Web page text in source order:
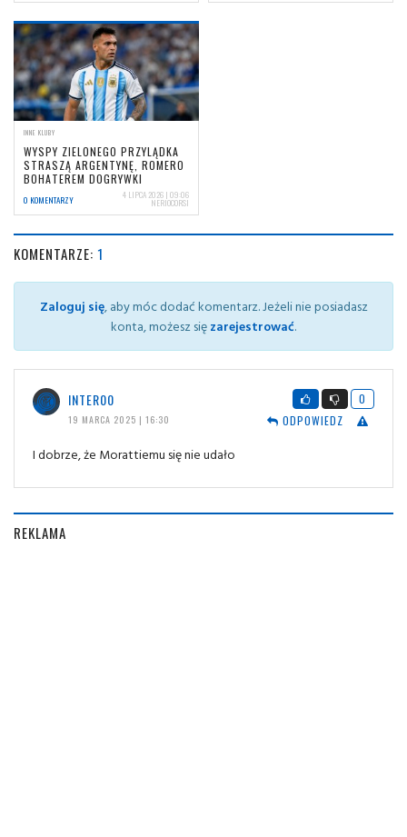
INNE KLUBY
WYSPY ZIELONEGO PRZYLĄDKA
STRASZĄ ARGENTYNĘ, ROMERO
BOHATEREM DOGRYWKI
0 KOMENTARZY 4 LIPCA 2026 | 09:06
NERIOCORSI
KOMENTARZE: 1
Zaloguj się, aby móc dodać komentarz. Jeżeli nie posiadasz
konta, możesz sięzarejestrować.
INTER00
19 MARCA 2025 | 16:30
0
ODPOWIEDZ
I dobrze, że Morattiemu się nie udało
REKLAMA